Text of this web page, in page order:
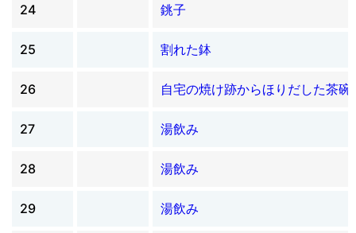
24 銚子
25 割れた鉢
26 自宅の焼け跡からほりだした茶碗
27 湯飲み
28 湯飲み
29 湯飲み